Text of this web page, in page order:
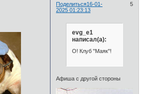
Поделиться 5
16-01-
2025 01:23:13
evg_e1
написал(а):
О! Клуб "Маяк"!
Афиша с другой стороны